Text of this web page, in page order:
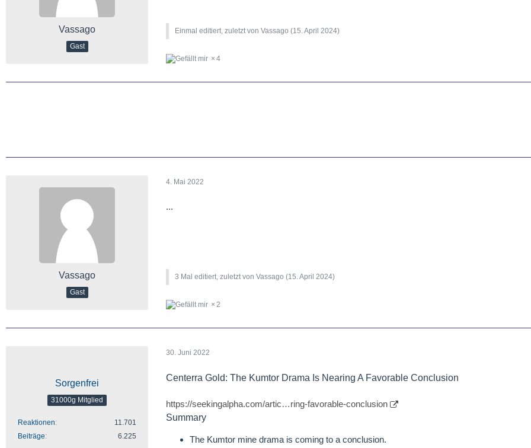
Vassago
Gast
Einmal editiert, zuletzt von Vassago (15. April 2024)
4
Vassago
Gast
4. Mai 2022
...
3 Mal editiert, zuletzt von Vassago (15. April 2024)
2
Sorgenfrei
31000g Mitglied
Reaktionen
11.701
Beiträge
6.225
30. Juni 2022
Centerra Gold: The Kumtor Drama Is Nearing A Favorable Conclusion
https://seekingalpha.com/artic…ring-favorable-conclusion
Summary
The Kumtor mine drama is coming to a conclusion.